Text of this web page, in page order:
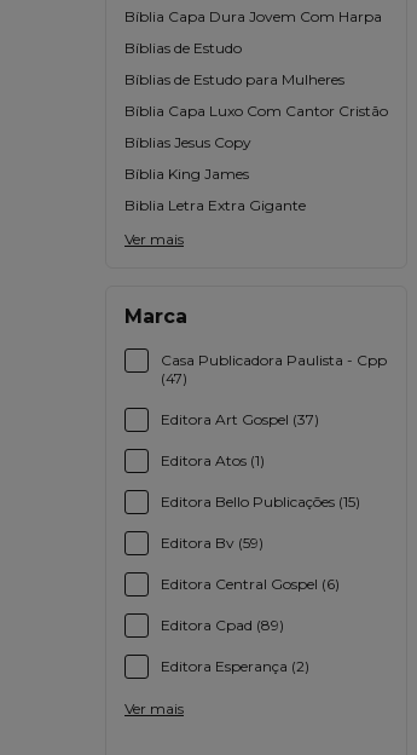
Bíblia Capa Dura Jovem Com Harpa
Bíblias de Estudo
Bíblias de Estudo para Mulheres
Bíblia Capa Luxo Com Cantor Cristão
Bíblias Jesus Copy
Bíblia King James
Biblia Letra Extra Gigante
Ver mais
Marca
Casa Publicadora Paulista - Cpp
(47)
Editora Art Gospel (37)
Editora Atos (1)
Editora Bello Publicações (15)
Editora Bv (59)
Editora Central Gospel (6)
Editora Cpad (89)
Editora Esperança (2)
Ver mais